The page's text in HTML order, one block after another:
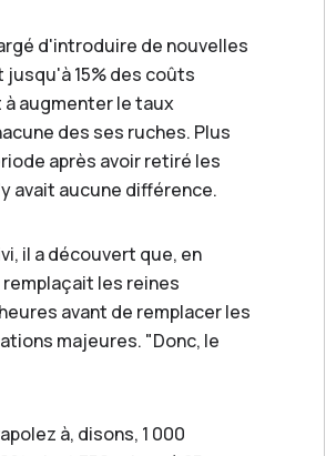
d'introduire de nouvelles
15% des coûts
à augmenter le taux
des ses ruches. Plus
après avoir retiré les
avait aucune différence.
il a découvert que, en
les reines
avant de remplacer les
majeures. "Donc, le
à, disons, 1 000